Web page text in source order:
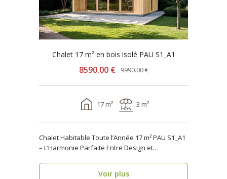
Chalet 17 m² en bois isolé PAU S1_A1
8590.00 € 9990.00 €
17 m² 3 m²
Chalet Habitable Toute l’Année 17 m² PAU S1_A1
– L’Harmonie Parfaite Entre Design et
Voir plus